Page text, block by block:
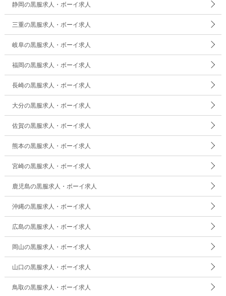
静岡の黒服求人・ボーイ求人
三重の黒服求人・ボーイ求人
岐阜の黒服求人・ボーイ求人
福岡の黒服求人・ボーイ求人
長崎の黒服求人・ボーイ求人
大分の黒服求人・ボーイ求人
佐賀の黒服求人・ボーイ求人
熊本の黒服求人・ボーイ求人
宮崎の黒服求人・ボーイ求人
鹿児島の黒服求人・ボーイ求人
沖縄の黒服求人・ボーイ求人
広島の黒服求人・ボーイ求人
岡山の黒服求人・ボーイ求人
山口の黒服求人・ボーイ求人
鳥取の黒服求人・ボーイ求人